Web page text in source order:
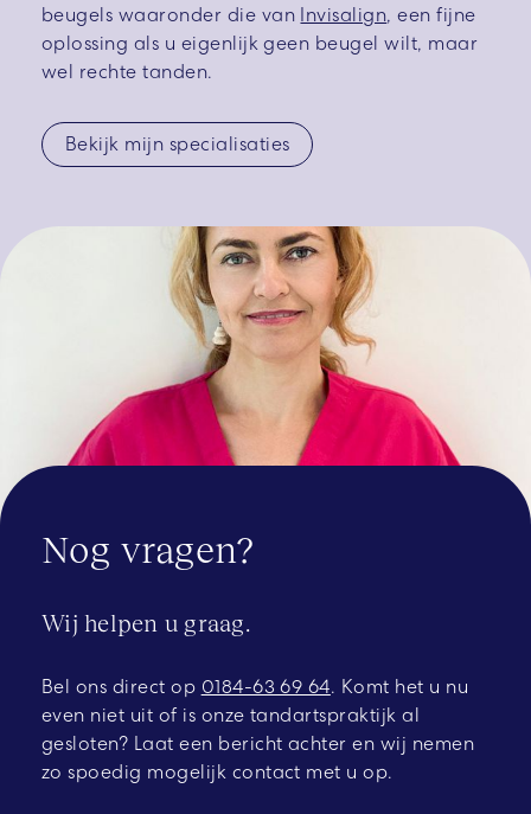
beugels waaronder die van Invisalign, een fijne
oplossing als u eigenlijk geen beugel wilt, maar
wel rechte tanden.
Bekijk mijn specialisaties
Nog vragen?
Wij helpen u graag.
Bel ons direct op 0184-63 69 64. Komt het u nu
even niet uit of is onze tandartspraktijk al
gesloten? Laat een bericht achter en wij nemen
zo spoedig mogelijk contact met u op.